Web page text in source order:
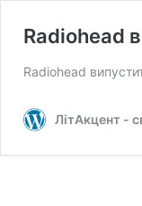
Radiohead
Radiohead
ЛітАкцент -